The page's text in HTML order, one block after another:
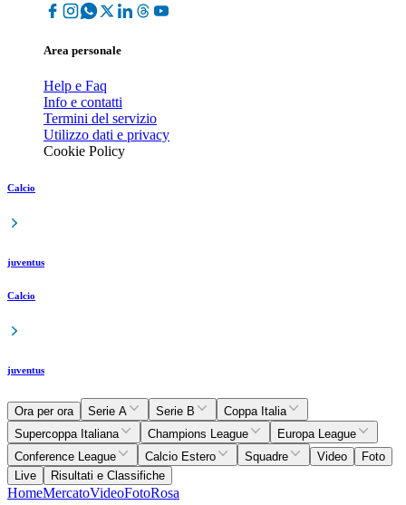
Area personale
Help e Faq
Info e contatti
Termini del servizio
Utilizzo dati e privacy
Cookie Policy
Calcio
juventus
Calcio
juventus
Ora per ora Serie A Serie B
Coppa Italia
Supercoppa Italiana
Champions League
Europa League
Conference League
Calcio Estero Squadre Video
Foto
Live
Risultati e Classifiche
HomeMercatoVideoFotoRosa